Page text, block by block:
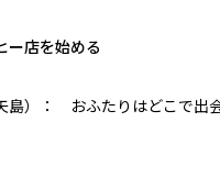
ー店を始める
島）： おふたりはどこで出